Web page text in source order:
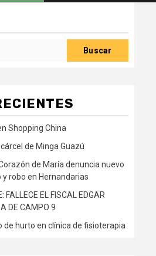
Buscar
Shopping China
de Minga Guazú
de María denuncia nuevo
robo en Hernandarias
FALLECE EL FISCAL EDGAR
DE CAMPO 9
de hurto en clínica de fisioterapia